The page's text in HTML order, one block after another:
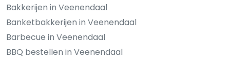
Bakkerijen in Veenendaal
Banketbakkerijen in Veenendaal
Barbecue in Veenendaal
BBQ bestellen in Veenendaal